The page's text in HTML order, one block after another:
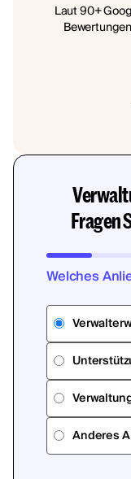
Laut 90+
Bewertungen
Fragen
Welches
Anderes